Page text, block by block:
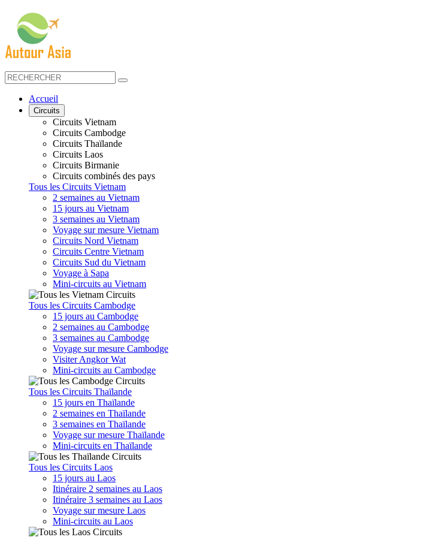
Accueil
Circuits
Circuits Vietnam
Circuits Cambodge
Circuits Thaïlande
Circuits Laos
Circuits Birmanie
Circuits combinés des pays
Tous les Circuits Vietnam
2 semaines au Vietnam
15 jours au Vietnam
3 semaines au Vietnam
Voyage sur mesure Vietnam
Circuits Nord Vietnam
Circuits Centre Vietnam
Circuits Sud du Vietnam
Voyage à Sapa
Mini-circuits au Vietnam
Tous les Circuits Cambodge
15 jours au Cambodge
2 semaines au Cambodge
3 semaines au Cambodge
Voyage sur mesure Cambodge
Visiter Angkor Wat
Mini-circuits au Cambodge
Tous les Circuits Thaïlande
15 jours en Thaïlande
2 semaines en Thaïlande
3 semaines en Thaïlande
Voyage sur mesure Thaïlande
Mini-circuits en Thaïlande
Tous les Circuits Laos
15 jours au Laos
Itinéraire 2 semaines au Laos
Itinéraire 3 semaines au Laos
Voyage sur mesure Laos
Mini-circuits au Laos